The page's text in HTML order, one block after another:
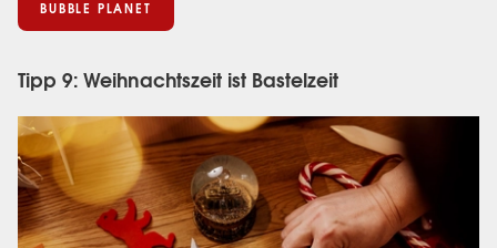
BUBBLE PLANET
Tipp 9: Weihnachtszeit ist Bastelzeit